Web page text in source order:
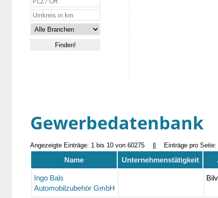
Gewerbedatenbank
Angezeigte Einträge: 1 bis 10 von 60275 Einträge pro Seite:
Name Unternehmenstätigkeit
Ingo Bals
Automobilzubehör GmbH